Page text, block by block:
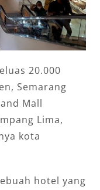
20.000
Semarang
Mall
Lima,
kota
hotel yang